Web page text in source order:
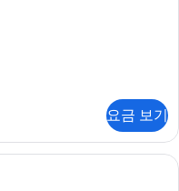
요금 보기
트 | 책상, 암막 커튼, 방음 설비,